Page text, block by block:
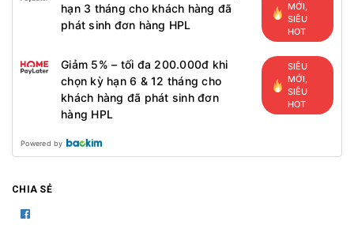
hạn 3 tháng cho khách hàng đã
phát sinh đơn hàng HPL
MỚI,
SIÊU
HOT
Giảm 5% – tối đa 200.000đ khi
chọn kỳ hạn 6 & 12 tháng cho
khách hàng đã phát sinh đơn
hàng HPL
SIÊU
MỚI,
SIÊU
HOT
Powered by
CHIA SẺ